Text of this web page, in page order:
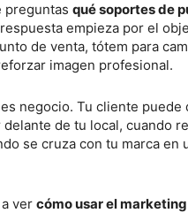
preguntas qué soportes de
empieza por el
de venta, tótem para
imagen profesional.
negocio. Tu cliente
delante de tu local, cuando
se cruza con tu marca
ver cómo usar el